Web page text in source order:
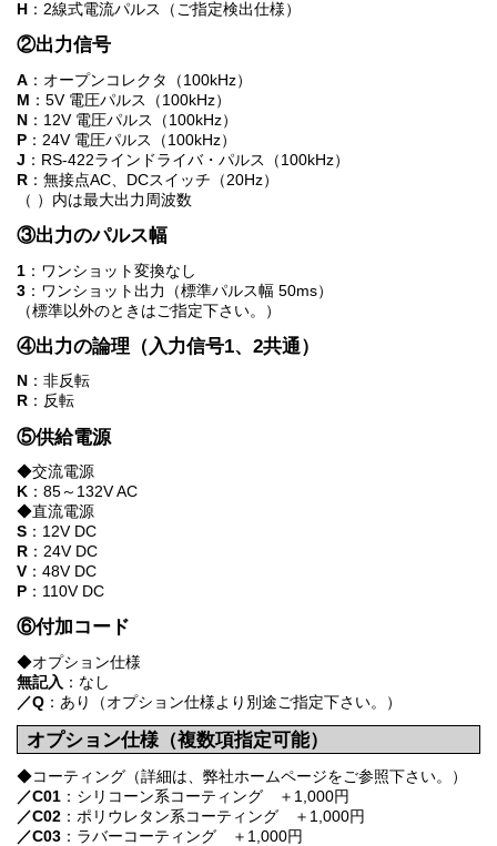
H ：2線式電流パルス（ご指定検出仕様）
②出力信号
A ：オープンコレクタ（100kHz）
M ：5V 電圧パルス（100kHz）
N ：12V 電圧パルス（100kHz）
P ：24V 電圧パルス（100kHz）
J ：RS-422ラインドライバ・パルス（100kHz）
R ：無接点AC、DCスイッチ（20Hz）
（ ）内は最大出力周波数
③出力のパルス幅
1 ：ワンショット変換なし
3 ：ワンショット出力（標準パルス幅 50ms）
（標準以外のときはご指定下さい。）
④出力の論理（入力信号1、2共通）
N ：非反転
R ：反転
⑤供給電源
◆交流電源
K ：85～132V AC
◆直流電源
S ：12V DC
R ：24V DC
V ：48V DC
P ：110V DC
⑥付加コード
◆オプション仕様
無記入 ：なし
／Q ：あり（オプション仕様より別途ご指定下さい。）
オプション仕様（複数項指定可能）
◆コーティング（詳細は、弊社ホームページをご参照下さい。）
／C01 ：シリコーン系コーティング ＋1,000円
／C02 ：ポリウレタン系コーティング ＋1,000円
／C03 ：ラバーコーティング ＋1,000円